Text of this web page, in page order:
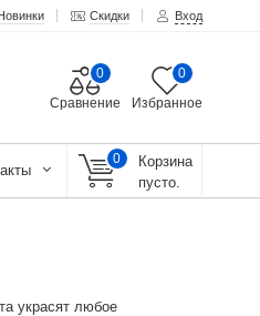
Скидки Вход
Избранное
0
Сравнение
0
0
Корзина
пусто.
украсят любое